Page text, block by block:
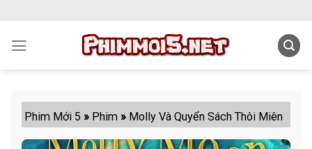
content
Phim Mới 5 » Phim » Molly Và Quyển Sách Thôi Miên